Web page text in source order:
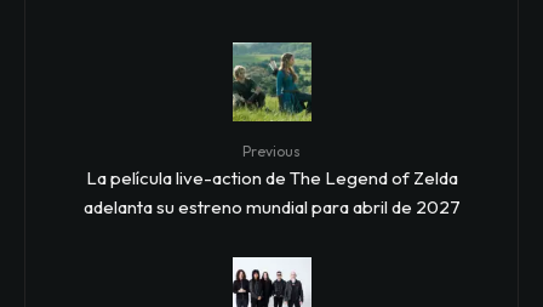
Previous
La película live-action de The Legend of Zelda
adelanta su estreno mundial para abril de 2027